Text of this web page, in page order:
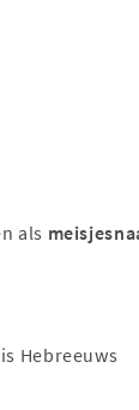
als
is Hebreeuws